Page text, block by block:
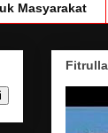
Masyarakat